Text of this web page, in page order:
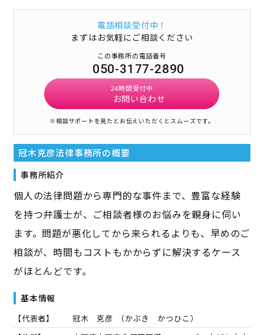
電話相談受付中！
まずはお気軽にご相談ください
この事務所の電話番号
050-3177-2890
24時間受付中
お問い合わせ
※相談サポートを見たとお伝えいただくとスムーズです。
冠木克彦法律事務所の概要
事務所紹介
個人の法律問題から専門的な事件まで、豊富な経験
を持つ弁護士が、ご相談者様のお悩みを親身に伺い
ます。問題が悪化してから来られるよりも、早めのご
相談が、時間もコストもかからずに解決するケース
がほとんどです。
基本情報
【代表者】 冠木 克彦 （かぶき かつひこ）